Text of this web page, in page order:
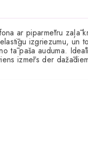
ar piparmētru zaļā
izgriezumu, un
tā paša auduma.
izmērs der